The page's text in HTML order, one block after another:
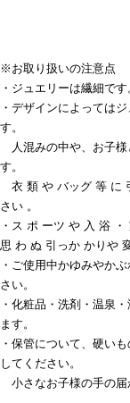
※お取り扱いの注意点
・ジュエリーは繊細で
・デザインによっては
す。
人混みの中や、お子様
す。
衣 類 や バッグ 等 に
さい 。
・ス ポ ーツ や 入 浴
思 わ ぬ 引っか かりや
・ご使用中かゆみやか
さい。
・化粧品・洗剤・温泉
ます。
・保管について、硬い
してください。
小さなお子様の手の届